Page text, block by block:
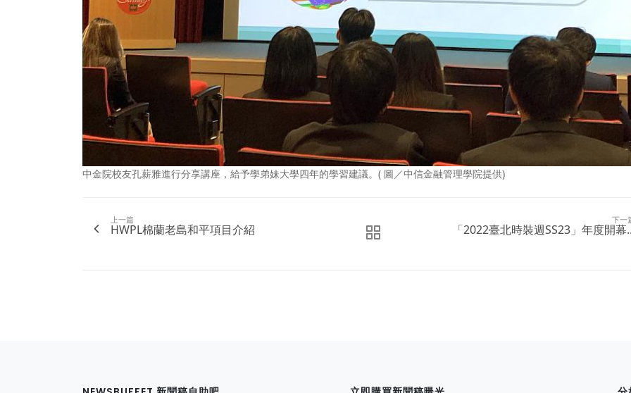
中金院校友孔薪雅進行分享講座，給予學弟妹大學四年的學習建議。( 圖／中信金融管理學院提供)
上一篇
HWPL棉蘭老島和平項目介紹
下一
「2022臺北時裝週SS23」年度開幕